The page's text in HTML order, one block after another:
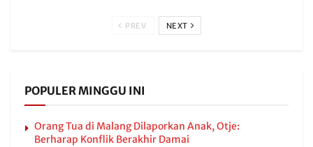
PREV NEXT
POPULER MINGGU INI
Orang Tua di Malang Dilaporkan Anak, Otje:
Berharap Konflik Berakhir Damai